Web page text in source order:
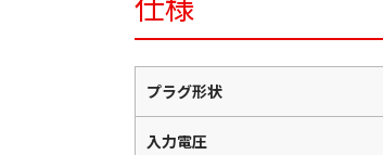
プラグ形状
入力電圧